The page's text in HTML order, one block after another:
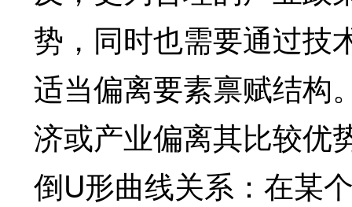
势，同时也需要通过技
适当偏离要素禀赋结构
济或产业偏离其比较优
倒U形曲线关系：在某